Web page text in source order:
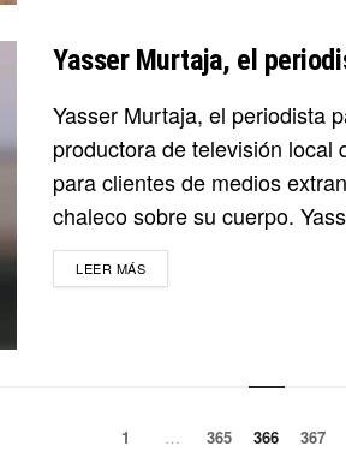
Yasser Murtaja, el
Yasser Murtaja, el periodista
productora de televisión local
para clientes de medios
chaleco sobre su cuerpo.
LEER MÁSDETAILS
1 … 365 366 367